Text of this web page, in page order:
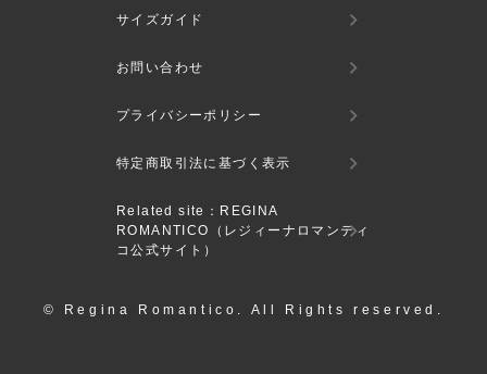
サイズガイド
お問い合わせ
プライバシーポリシー
特定商取引法に基づく表示
Related site：REGINA
ROMANTICO（レジィーナロマンティ
コ公式サイト）
© Regina Romantico. All Rights reserved.